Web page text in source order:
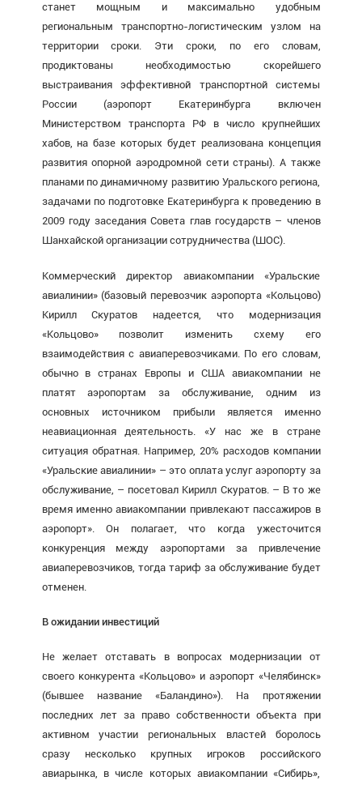
станет мощным и максимально удобным
региональным транспортно-логистическим узлом на
территории сроки. Эти сроки, по его словам,
продиктованы необходимостью скорейшего
выстраивания эффективной транспортной системы
России (аэропорт Екатеринбурга включен
Министерством транспорта РФ в число крупнейших
хабов, на базе которых будет реализована концепция
развития опорной аэродромной сети страны). А также
планами по динамичному развитию Уральского региона,
задачами по подготовке Екатеринбурга к проведению в
2009 году заседания Совета глав государств – членов
Шанхайской организации сотрудничества (ШОС).
Коммерческий директор авиакомпании «Уральские
авиалинии» (базовый перевозчик аэропорта «Кольцово)
Кирилл Скуратов надеется, что модернизация
«Кольцово» позволит изменить схему его
взаимодействия с авиаперевозчиками. По его словам,
обычно в странах Европы и США авиакомпании не
платят аэропортам за обслуживание, одним из
основных источником прибыли является именно
неавиационная деятельность. «У нас же в стране
ситуация обратная. Например, 20% расходов компании
«Уральские авиалинии» – это оплата услуг аэропорту за
обслуживание, – посетовал Кирилл Скуратов. – В то же
время именно авиакомпании привлекают пассажиров в
аэропорт». Он полагает, что когда ужесточится
конкуренция между аэропортами за привлечение
авиаперевозчиков, тогда тариф за обслуживание будет
отменен.
В ожидании инвестиций
Не желает отставать в вопросах модернизации от
своего конкурента «Кольцово» и аэропорт «Челябинск»
(бывшее название «Баландино»). На протяжении
последних лет за право собственности объекта при
активном участии региональных властей боролось
сразу несколько крупных игроков российского
авиарынка, в числе которых авиакомпании «Сибирь»,